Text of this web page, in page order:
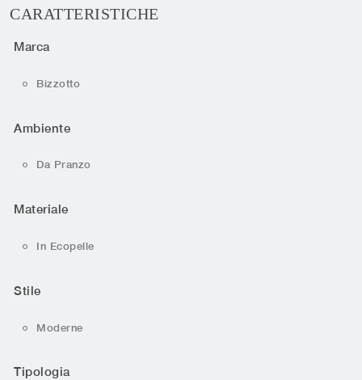
CARATTERISTICHE
Marca
Bizzotto
Ambiente
Da Pranzo
Materiale
In Ecopelle
Stile
Moderne
Tipologia